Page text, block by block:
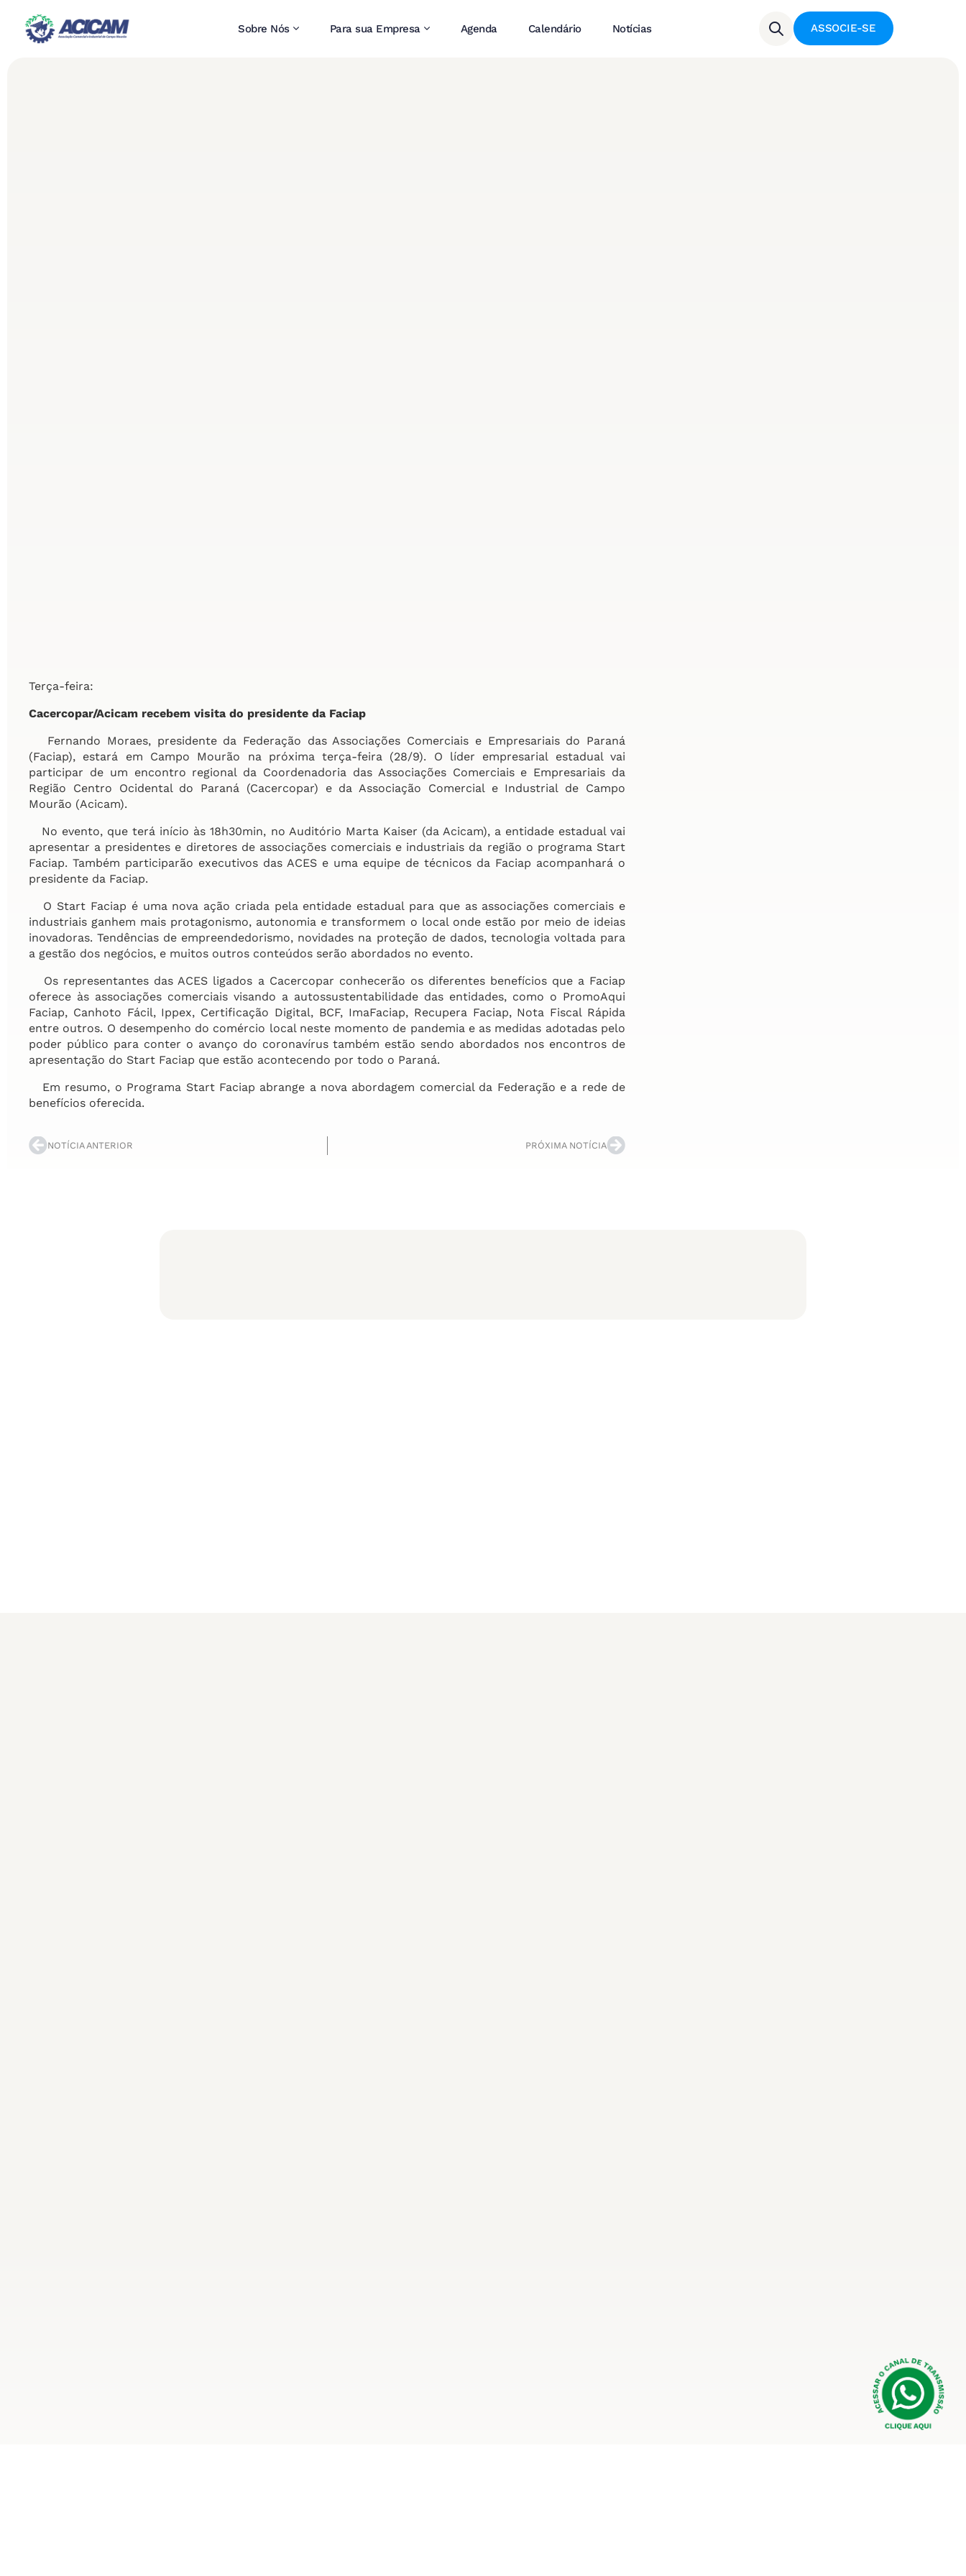
Sobre Nós Para sua Empresa Agenda Calendário Notícias ASSOCIE-SE
Terça-feira:
Cacercopar/Acicam recebem visita do presidente da Faciap
Fernando Moraes, presidente da Federação das Associações Comerciais e Empresariais do Paraná
(Faciap), estará em Campo Mourão na próxima terça-feira (28/9). O líder empresarial estadual vai
participar de um encontro regional da Coordenadoria das Associações Comerciais e Empresariais da
Região Centro Ocidental do Paraná (Cacercopar) e da Associação Comercial e Industrial de Campo
Mourão (Acicam).
No evento, que terá início às 18h30min, no Auditório Marta Kaiser (da Acicam), a entidade estadual vai
apresentar a presidentes e diretores de associações comerciais e industriais da região o programa Start
Faciap. Também participarão executivos das ACES e uma equipe de técnicos da Faciap acompanhará o
presidente da Faciap.
O Start Faciap é uma nova ação criada pela entidade estadual para que as associações comerciais e
industriais ganhem mais protagonismo, autonomia e transformem o local onde estão por meio de ideias
inovadoras. Tendências de empreendedorismo, novidades na proteção de dados, tecnologia voltada para
a gestão dos negócios, e muitos outros conteúdos serão abordados no evento.
Os representantes das ACES ligados a Cacercopar conhecerão os diferentes benefícios que a Faciap
oferece às associações comerciais visando a autossustentabilidade das entidades, como o PromoAqui
Faciap, Canhoto Fácil, Ippex, Certificação Digital, BCF, ImaFaciap, Recupera Faciap, Nota Fiscal Rápida
entre outros. O desempenho do comércio local neste momento de pandemia e as medidas adotadas pelo
poder público para conter o avanço do coronavírus também estão sendo abordados nos encontros de
apresentação do Start Faciap que estão acontecendo por todo o Paraná.
Em resumo, o Programa Start Faciap abrange a nova abordagem comercial da Federação e a rede de
benefícios oferecida.
NOTÍCIA ANTERIOR PRÓXIMA NOTÍCIA